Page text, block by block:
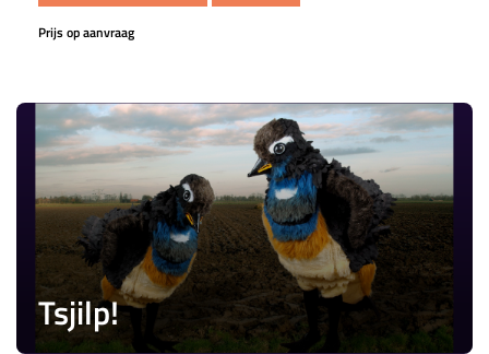
Prijs op aanvraag
Tsjilp!